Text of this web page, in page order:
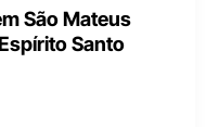
São Mateus
Santo